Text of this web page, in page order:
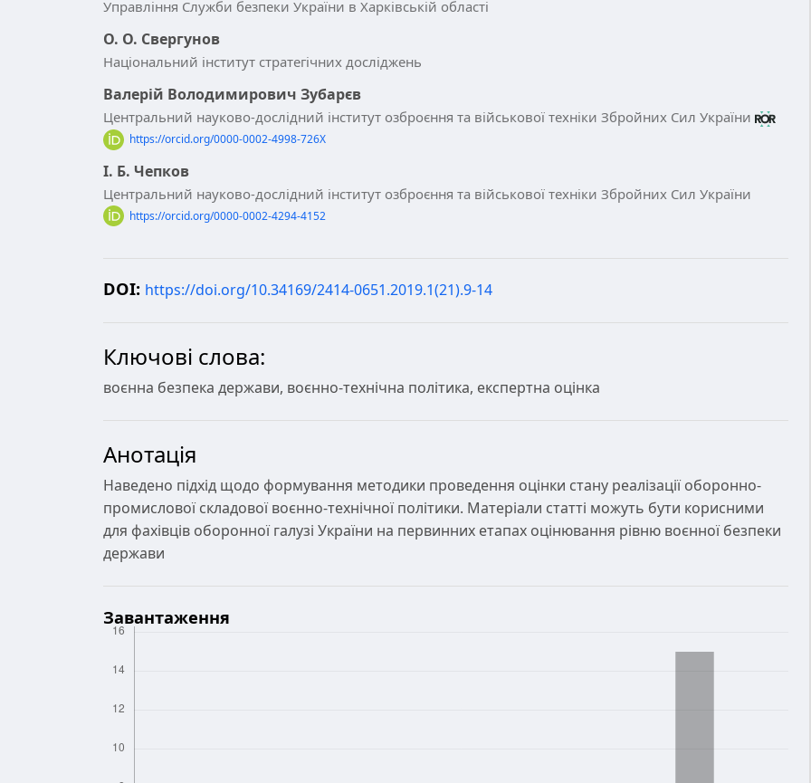
Управління Служби безпеки України в Харківській області
О. О. Свергунов
Національний інститут стратегічних досліджень
Валерій Володимирович Зубарєв
Центральний науково-дослідний інститут озброєння та військової техніки Збройних Сил України
https://orcid.org/0000-0002-4998-726X
І. Б. Чепков
Центральний науково-дослідний інститут озброєння та військової техніки Збройних Сил України
https://orcid.org/0000-0002-4294-4152
DOI: https://doi.org/10.34169/2414-0651.2019.1(21).9-14
Ключові слова:
воєнна безпека держави, воєнно-технічна політика, експертна оцінка
Анотація
Наведено підхід щодо формування методики проведення оцінки стану реалізації оборонно-
промислової складової воєнно-технічної політики. Матеріали статті можуть бути корисними
для фахівців оборонної галузі України на первинних етапах оцінювання рівню воєнної безпеки
держави
Завантаження